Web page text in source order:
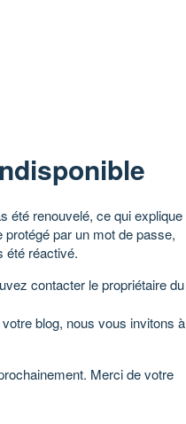
été renouvelé, ce qui explique
par un mot de passe,
été réactivé.
contacter le propriétaire du
blog, nous vous invitons à
Merci de votre